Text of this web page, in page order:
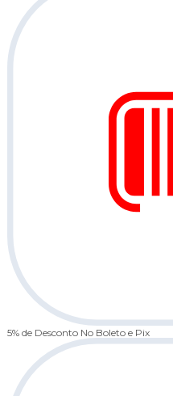
5% de Desconto No Boleto e Pix